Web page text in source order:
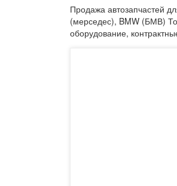
Продажа автозапчастей
(мерседес), BMW (БМВ)
оборудование,